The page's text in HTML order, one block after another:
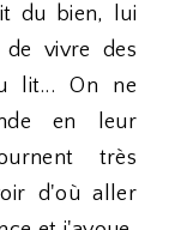
du bien, lui
vivre des
lit... On ne
en leur
très
d'où aller